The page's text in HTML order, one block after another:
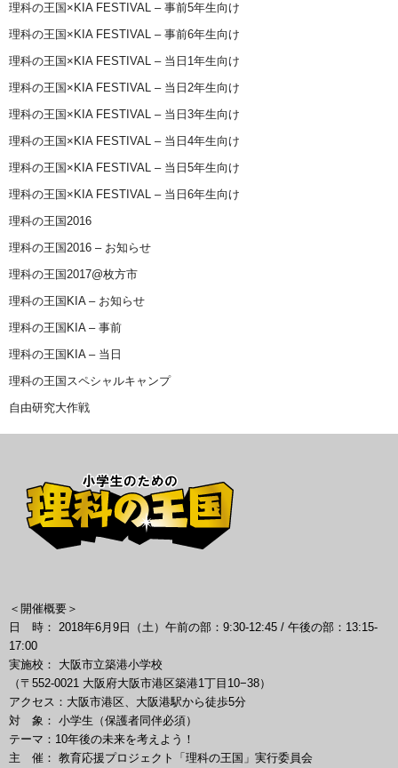
理科の王国×KIA FESTIVAL – 事前5年生向け
理科の王国×KIA FESTIVAL – 事前6年生向け
理科の王国×KIA FESTIVAL – 当日1年生向け
理科の王国×KIA FESTIVAL – 当日2年生向け
理科の王国×KIA FESTIVAL – 当日3年生向け
理科の王国×KIA FESTIVAL – 当日4年生向け
理科の王国×KIA FESTIVAL – 当日5年生向け
理科の王国×KIA FESTIVAL – 当日6年生向け
理科の王国2016
理科の王国2016 – お知らせ
理科の王国2017@枚方市
理科の王国KIA – お知らせ
理科の王国KIA – 事前
理科の王国KIA – 当日
理科の王国スペシャルキャンプ
自由研究大作戦
＜開催概要＞
日 時： 2018年6月9日（土）午前の部：9:30-12:45 / 午後の部：13:15-
17:00
実施校： 大阪市立築港小学校
（〒552-0021 大阪府大阪市港区築港1丁目10−38）
アクセス：大阪市港区、大阪港駅から徒歩5分
対 象： 小学生（保護者同伴必須）
テーマ：10年後の未来を考えよう！
主 催： 教育応援プロジェクト「理科の王国」実行委員会